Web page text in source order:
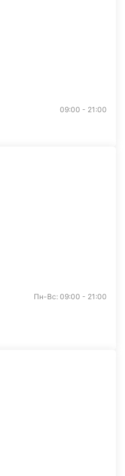
09:00 - 21:00
Пн-Вс: 09:00 - 21:00